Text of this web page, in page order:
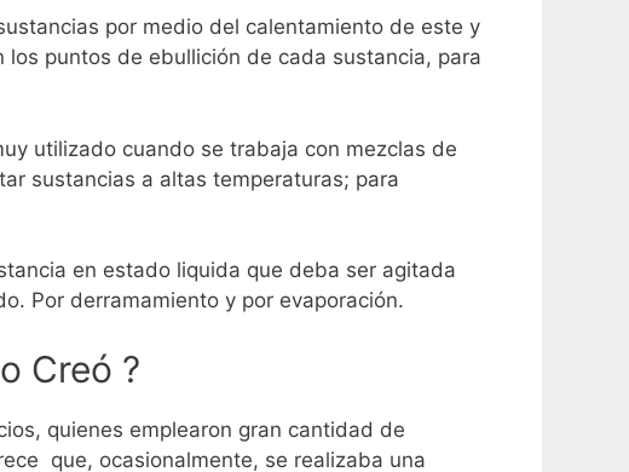
por medio del calentamiento de este y
puntos de ebullición de cada sustancia, para
utilizado cuando se trabaja con mezclas de
sustancias a altas temperaturas; para
en estado liquida que deba ser agitada
Por derramamiento y por evaporación.
Creó ?
quienes emplearon gran cantidad de
que, ocasionalmente, se realizaba una